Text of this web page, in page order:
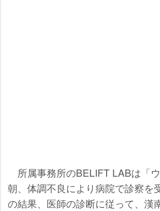
所属事務所のBELIFT LABは「
朝、体調不良により病院で診察を
の結果、医師の診断に従って、漢